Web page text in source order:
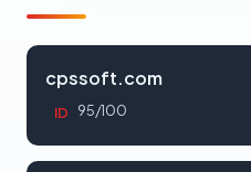
cpssoft.com
ID 95/100